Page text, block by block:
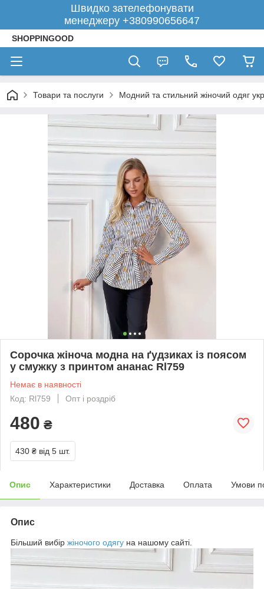
Швидко зателефонувати
менеджеру +380990656647
SHOPPINGOOD
Товари та послуги Модний та стильний жіночий одяг
Сорочка жіноча модна на ґудзиках із поясом
у смужку з принтом ананас Rl759
Немає в наявності
Код: Rl759
Опт і роздріб
480 ₴
430 ₴ від 5 шт.
Опис Характеристики Доставка Оплата Умови
Опис
Більший вибір жіночого одягу на нашому сайті.